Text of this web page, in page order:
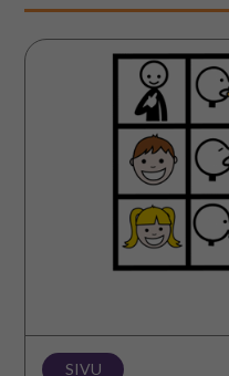
Kuvamateriaalit
SIVU